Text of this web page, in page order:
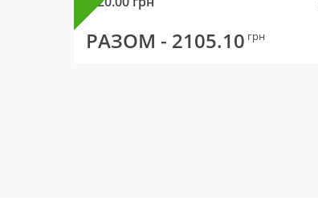
РАЗОМ - 2105.10 грн